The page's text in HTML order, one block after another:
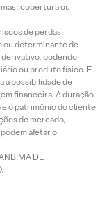
cobertura ou
de perdas
ou determinante de
podendo
ou produto físico. É
a possibilidade de
financeira. A duração
o patrimônio do cliente
de mercado,
afetar o
DE